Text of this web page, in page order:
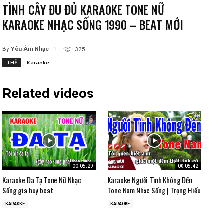
TÌNH CÂY ĐU ĐỦ KARAOKE TONE NỮ
KARAOKE NHẠC SỐNG 1990 – BEAT MỚI
By Yêu Âm Nhạc 325
THẺ Karaoke
Related videos
00:05:29
Karaoke Đa Tạ Tone Nữ Nhạc
Sống gia huy beat
KARAOKE
00:05:42
Karaoke Người Tình Không Đến
Tone Nam Nhạc Sống | Trọng Hiếu
KARAOKE